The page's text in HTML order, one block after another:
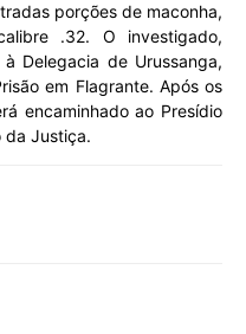
porções de maconha,
.32. O investigado,
Delegacia de Urussanga,
em Flagrante. Após os
encaminhado ao Presídio
da Justiça.